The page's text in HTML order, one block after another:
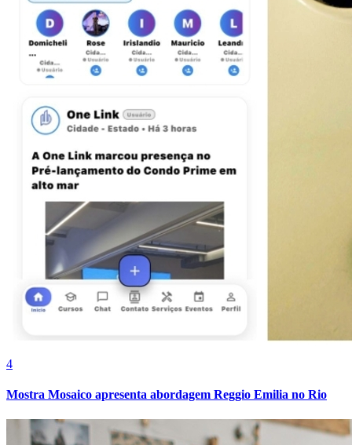
Atlético-MG
Cruzeiro
4
Mostra Mosaico apresenta abordagem Reggio Emilia no Rio